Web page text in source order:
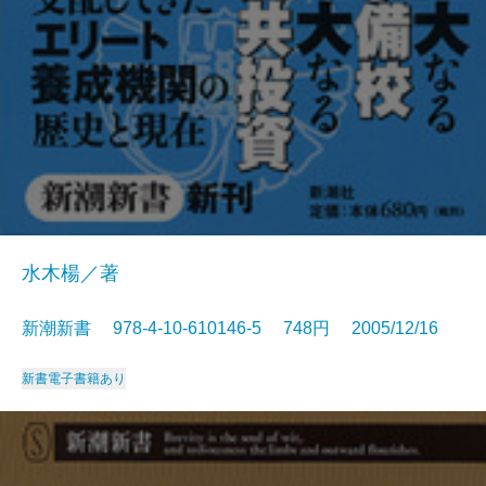
水木楊／著
新潮新書 978-4-10-610146-5 748円 2005/12/16
新書電子書籍あり